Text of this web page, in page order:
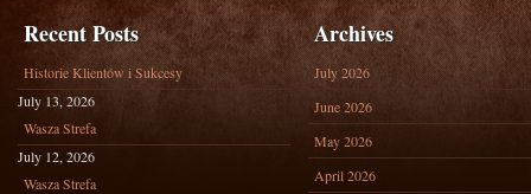
Recent Posts
Historie Klientów i Sukcesy
July 13, 2026
Wasza Strefa
July 12, 2026
Wasza Strefa
Archives
July 2026
June 2026
May 2026
April 2026